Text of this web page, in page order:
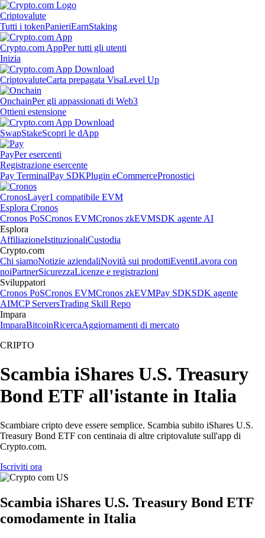
Criptovalute
Tutti i tokenPanieriEarnStaking
Crypto.com AppPer tutti gli utenti
Inizia
CriptovaluteCarta prepagata VisaLevel Up
OnchainPer gli appassionati di Web3
Ottieni estensione
SwapStakeScopri le dApp
PayPer esercenti
Registrazione esercente
Pay TerminalPay SDKPlugin eCommercePronostici
CronosLayer1 compatibile EVM
Esplora Cronos
Cronos PoSCronos EVMCronos zkEVMSDK agente AI
Esplora
AffiliazioneIstituzionaliCustodia
Crypto.com
Chi siamoNotizie aziendaliNovità sui prodottiEventiLavora con
noiPartnerSicurezzaLicenze e registrazioni
Sviluppatori
Cronos PoSCronos EVMCronos zkEVMPay SDKSDK agente
AIMCP ServersTrading Skill Repo
Impara
ImparaBitcoinRicercaAggiornamenti di mercato
CRIPTO
Scambia iShares U.S. Treasury
Bond ETF all'istante in Italia
Scambiare cripto deve essere semplice. Scambia subito iShares U.S.
Treasury Bond ETF con centinaia di altre criptovalute sull'app di
Crypto.com.
Iscriviti ora
Scambia iShares U.S. Treasury Bond ETF
comodamente in Italia